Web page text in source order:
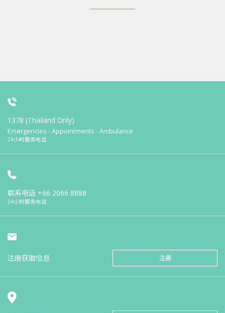
1378 (Thailand Only)
Emergencies - Appointments - Ambulance
24小时服务电话
联系电话 +66 2066 8888
24小时服务电话
注册获取信息 注册